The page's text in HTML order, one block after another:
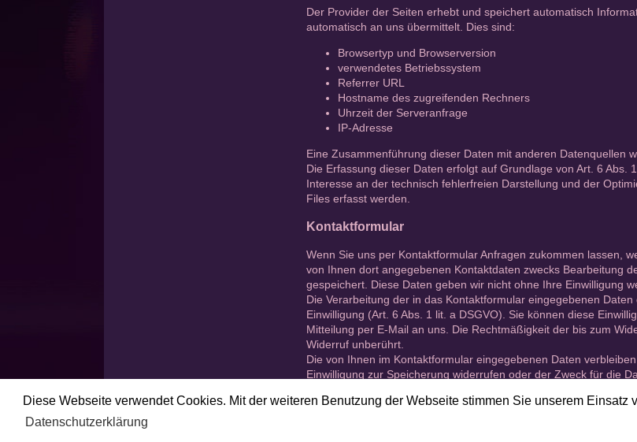
Diese Webseite verwendet Cookies. Mit der weiteren Benutzung der Webseite stimmen Sie unserem Einsatz
Datenschutzerklärung
Der Provider der Seiten erhebt und speichert automatisch
automatisch an uns übermittelt. Dies sind:
Browsertyp und Browserversion
verwendetes Betriebssystem
Referrer URL
Hostname des zugreifenden Rechners
Uhrzeit der Serveranfrage
IP-Adresse
Eine Zusammenführung dieser Daten mit anderen Datenquellen
Die Erfassung dieser Daten erfolgt auf Grundlage von Art. 6
Interesse an der technisch fehlerfreien Darstellung und der
Files erfasst werden.
Kontaktformular
Wenn Sie uns per Kontaktformular Anfragen zukommen lassen,
von Ihnen dort angegebenen Kontaktdaten zwecks Bearbeitung
gespeichert. Diese Daten geben wir nicht ohne Ihre Einwilligung
Die Verarbeitung der in das Kontaktformular eingegebenen
Einwilligung (Art. 6 Abs. 1 lit. a DSGVO). Sie können diese
Mitteilung per E-Mail an uns. Die Rechtmäßigkeit der bis zum
Widerruf unberührt.
Die von Ihnen im Kontaktformular eingegebenen Daten
Einwilligung zur Speicherung widerrufen oder der Zweck für die